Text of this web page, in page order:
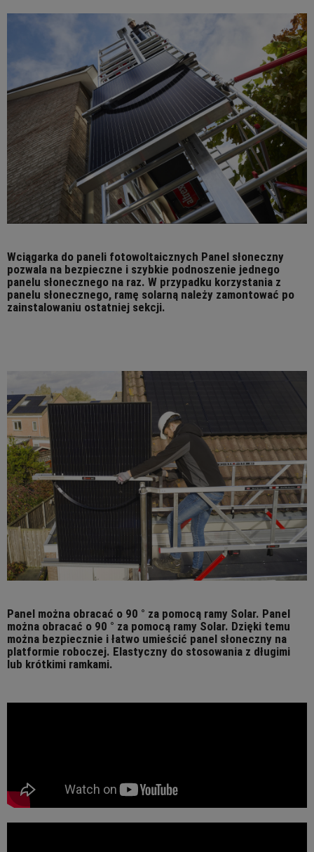
Wciągarka do paneli fotowoltaicznych Panel słoneczny
pozwala na bezpieczne i szybkie podnoszenie jednego
panelu słonecznego na raz. W przypadku korzystania z
panelu słonecznego, ramę solarną należy zamontować po
zainstalowaniu ostatniej sekcji.
Panel można obracać o 90 ° za pomocą ramy Solar. Panel
można obracać o 90 ° za pomocą ramy Solar. Dzięki temu
można bezpiecznie i łatwo umieścić panel słoneczny na
platformie roboczej. Elastyczny do stosowania z długimi
lub krótkimi ramkami.